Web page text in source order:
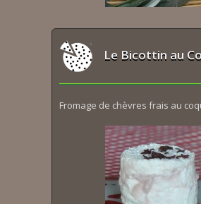
Le Bicottin au
Fromage de chèvres frais au